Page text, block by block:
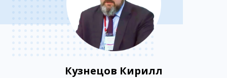
Кузнецов Кирилл